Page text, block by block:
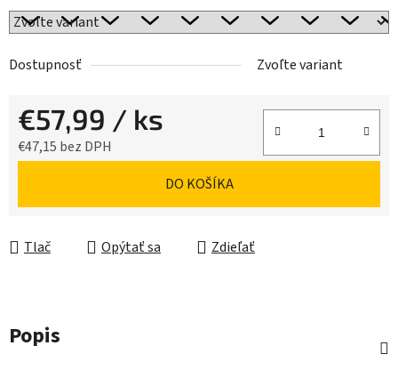
Dostupnosť Zvoľte variant
€57,99 / ks
€47,15 bez DPH
DO KOŠÍKA
Tlač Opýtať sa Zdieľať
Popis